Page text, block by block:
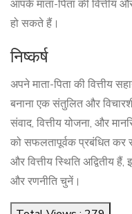
आपके माता-पिता की वित्तीय
हो सकते हैं।
निष्कर्ष
अपने माता-पिता की वित्तीय
बनाना एक संतुलित और
संवाद, वित्तीय योजना, और
को सफलतापूर्वक प्रबंधित
और वित्तीय स्थिति अद्वितीय
और रणनीति चुनें।